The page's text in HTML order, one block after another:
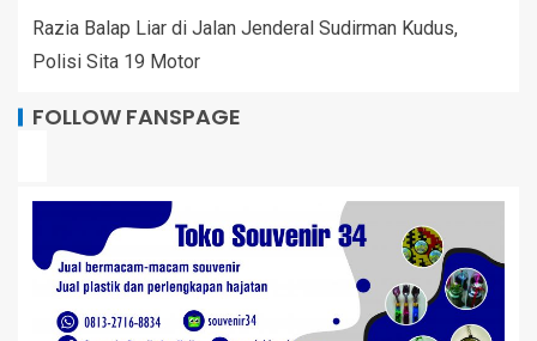
Razia Balap Liar di Jalan Jenderal Sudirman Kudus,
Polisi Sita 19 Motor
FOLLOW FANSPAGE